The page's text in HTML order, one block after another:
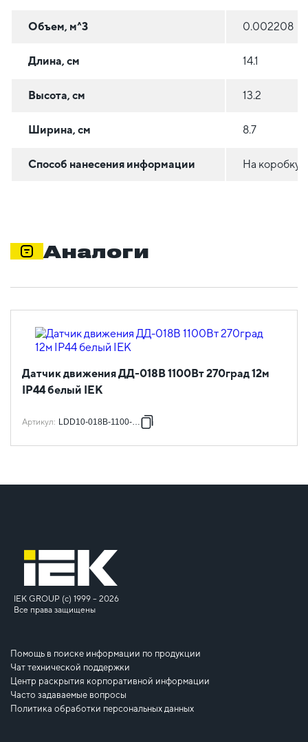
Объем, м^3 0.002208
Длина, см 14.1
Высота, см 13.2
Ширина, см 8.7
Способ нанесения информации На коробку
Аналоги
Датчик движения ДД-018В 1100Вт 270град 12м
IP44 белый IEK
Артикул: LDD10-018B-1100-001
IEK GROUP (c) 1999 – 2026
Все права защищены
Помощь в поиске информации по продукции
Чат технической поддержки
Центр раскрытия корпоративной информации
Часто задаваемые вопросы
Политика обработки персональных данных